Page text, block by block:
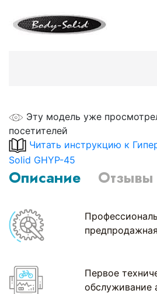
Эту модель уже
посетителей
Читать инструкцию к
Solid GHYP-45
Описание Отзывы
Первое
обслуживание